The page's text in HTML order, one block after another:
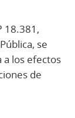
18.381,
se
los efectos
de